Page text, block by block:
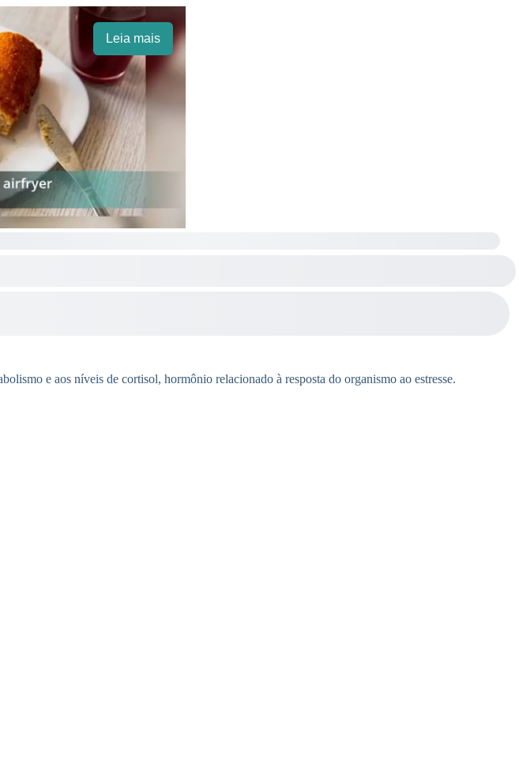
Leia mais
e aos níveis de cortisol, hormônio relacionado à resposta do organismo ao estresse.